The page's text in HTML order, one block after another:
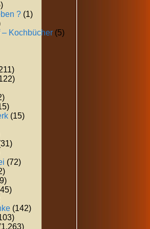
? (1)
Kochbücher (5)
(15)
(72)
(142)